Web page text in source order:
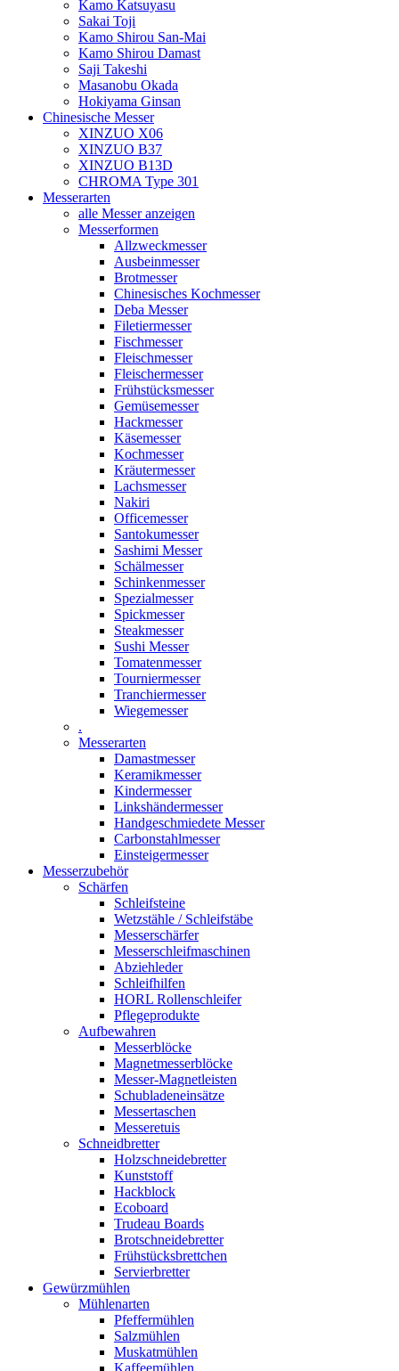
Kamo Katsuyasu
Sakai Toji
Kamo Shirou San-Mai
Kamo Shirou Damast
Saji Takeshi
Masanobu Okada
Hokiyama Ginsan
Chinesische Messer
XINZUO X06
XINZUO B37
XINZUO B13D
CHROMA Type 301
Messerarten
alle Messer anzeigen
Messerformen
Allzweckmesser
Ausbeinmesser
Brotmesser
Chinesisches Kochmesser
Deba Messer
Filetiermesser
Fischmesser
Fleischmesser
Fleischermesser
Frühstücksmesser
Gemüsemesser
Hackmesser
Käsemesser
Kochmesser
Kräutermesser
Lachsmesser
Nakiri
Officemesser
Santokumesser
Sashimi Messer
Schälmesser
Schinkenmesser
Spezialmesser
Spickmesser
Steakmesser
Sushi Messer
Tomatenmesser
Tourniermesser
Tranchiermesser
Wiegemesser
.
Messerarten
Damastmesser
Keramikmesser
Kindermesser
Linkshändermesser
Handgeschmiedete Messer
Carbonstahlmesser
Einsteigermesser
Messerzubehör
Schärfen
Schleifsteine
Wetzstähle / Schleifstäbe
Messerschärfer
Messerschleifmaschinen
Abziehleder
Schleifhilfen
HORL Rollenschleifer
Pflegeprodukte
Aufbewahren
Messerblöcke
Magnetmesserblöcke
Messer-Magnetleisten
Schubladeneinsätze
Messertaschen
Messeretuis
Schneidbretter
Holzschneidebretter
Kunststoff
Hackblock
Ecoboard
Trudeau Boards
Brotschneidebretter
Frühstücksbrettchen
Servierbretter
Gewürzmühlen
Mühlenarten
Pfeffermühlen
Salzmühlen
Muskatmühlen
Kaffeemühlen